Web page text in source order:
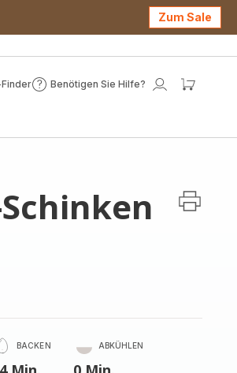
Zum Sale
Benötigen Sie Hilfe?
Benötigen
Mein
BACKEN ABKÜHLEN